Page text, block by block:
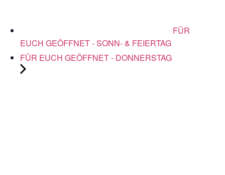
FÜR
EUCH GEÖFFNET - SONN- & FEIERTAG
FÜR EUCH GEÖFFNET - DONNERSTAG